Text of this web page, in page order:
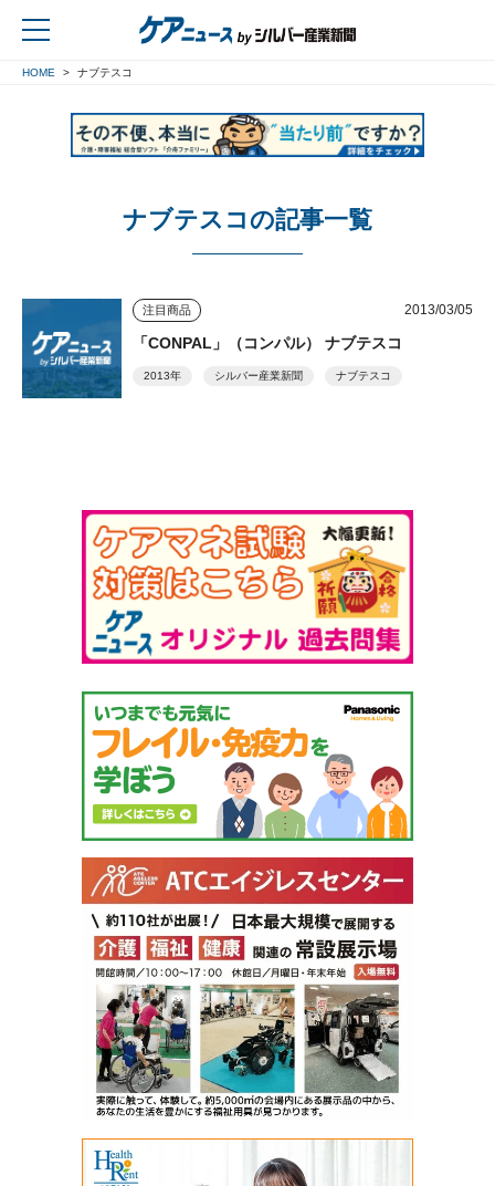
HOME ナブテスコ
ナブテスコの記事一覧
注目商品 2013/03/05
「CONPAL」（コンパル） ナブテスコ
2013年 シルバー産業新聞 ナブテスコ